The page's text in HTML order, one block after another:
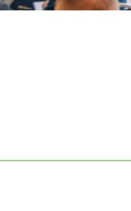
後継者倫理塾